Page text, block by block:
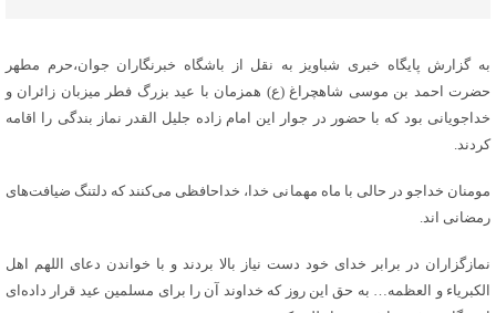
به گزارش پایگاه خبری شباویز به نقل از باشگاه خبرنگاران جوان،حرم مطهر
حضرت احمد بن موسی شاهچراغ (ع) همزمان با عید بزرگ فطر میزبان زائران و
خداجویانی بود که با حضور در جوار این امام زاده جلیل القدر نماز بندگی را اقامه
کردند.
مومنان خداجو در حالی با ماه مهمانی خدا، خداحافظی می‌کنند که دلتنگ ضیافت‌های
رمضانی اند.
نمازگزاران در برابر خدای خود دست نیاز بالا بردند و با خواندن دعای اللهم اهل
الکبریاء و العظمه… به حق این روز که خداوند آن را برای مسلمین عید قرار داده‌ای